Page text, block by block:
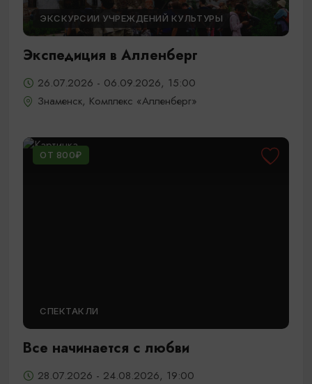
ЭКСКУРСИИ УЧРЕЖДЕНИЙ КУЛЬТУРЫ
Экспедиция в Алленберг
26.07.2026 - 06.09.2026, 15:00
Знаменск, Комплекс «Алленберг»
ОТ 800₽
СПЕКТАКЛИ
Все начинается с любви
28.07.2026 - 24.08.2026, 19:00